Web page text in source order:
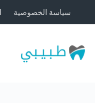
المحتوى
سياسة الخصوصية